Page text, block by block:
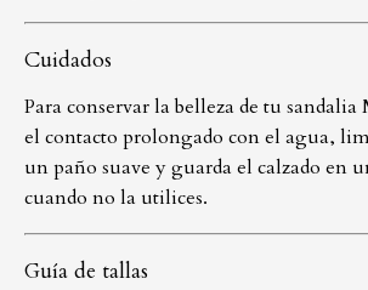
Cuidados
Para conservar la belleza de tu sandalia
el contacto prolongado con el agua,
un paño suave y guarda el calzado en
cuando no la utilices.
Guía de tallas